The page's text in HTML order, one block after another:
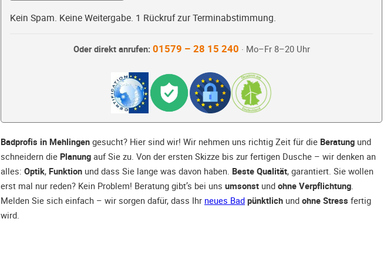
Kein Spam. Keine Weitergabe. 1 Rückruf zur Terminabstimmung.
Oder direkt anrufen: 01579 – 28 15 240 · Mo–Fr 8–20 Uhr
Badprofis in Mehlingen gesucht? Hier sind wir! Wir nehmen uns richtig Zeit für die Beratung und
schneidern die Planung auf Sie zu. Von der ersten Skizze bis zur fertigen Dusche – wir denken an
alles: Optik, Funktion und dass Sie lange was davon haben. Beste Qualität, garantiert. Sie wollen
erst mal nur reden? Kein Problem! Beratung gibt’s bei uns umsonst und ohne Verpflichtung.
Melden Sie sich einfach – wir sorgen dafür, dass Ihr neues Bad pünktlich und ohne Stress fertig
wird.